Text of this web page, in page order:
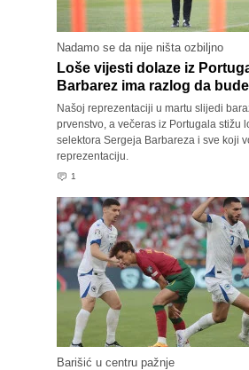
Nadamo se da nije ništa ozbiljno
Loše vijesti dolaze iz
Barbarez ima razlog da
Našoj reprezentaciji u martu slijedi
prvenstvo, a večeras iz Portugala stižu
selektora Sergeja Barbareza i sve koji
reprezentaciju.
1
Barišić u centru pažnje